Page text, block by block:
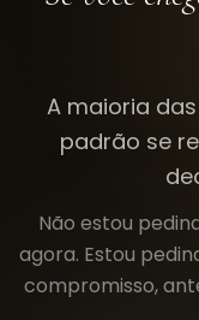
A maioria
padrão se
Não estou
agora. Estou
compromisso,